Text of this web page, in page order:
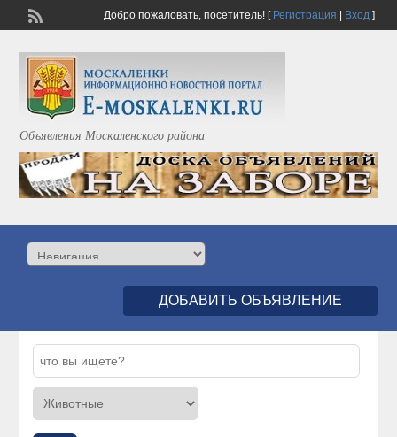
Добро пожаловать, посетитель![ Регистрация Вход]
Объявления Москаленского района
ДОБАВИТЬ ОБЪЯВЛЕНИЕ